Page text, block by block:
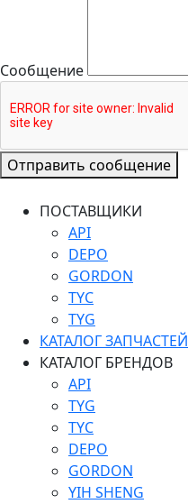
Сообщение
Отправить сообщение
ПОСТАВЩИКИ
API
DEPO
GORDON
TYC
TYG
КАТАЛОГ ЗАПЧАСТЕЙ
КАТАЛОГ БРЕНДОВ
API
TYG
TYC
DEPO
GORDON
YIH SHENG